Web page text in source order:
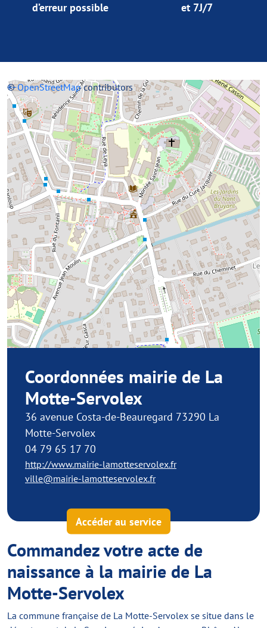
d’erreur possible
et 7J/7
+−
©OpenStreetMapcontributors
Coordonnées mairie de La
Motte-Servolex
36 avenue Costa-de-Beauregard 73290 La
Motte-Servolex
04 79 65 17 70
http://www.mairie-lamotteservolex.fr
ville@mairie-lamotteservolex.fr
Accéder au service
Commandez votre acte de
naissance à la mairie de La
Motte-Servolex
La commune française de La Motte-Servolex se situe dans le